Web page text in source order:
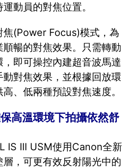
動員的對焦位置。
焦(Power Focus)模式，為
暢的對焦效果。只需轉動
即可操控內建超音波馬達
對焦效果，並根據回放環
、低兩種預設對焦速度。
高溫環境下拍攝依然舒
IS III USM使用Canon全新
，可更有效反射陽光中的